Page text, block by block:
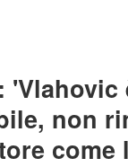
'Vlahovic
non
come